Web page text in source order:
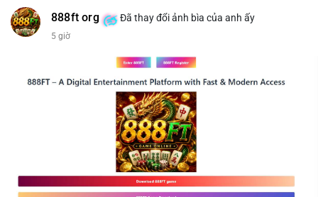
#mucgia64963
#vlikevn #titanbot
888ft org Đã thay đổi ảnh bìa của anh ấy
5 giờ